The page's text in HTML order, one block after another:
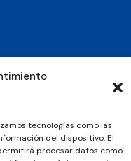
tecnologías como las
del dispositivo. El
procesar datos como
derechos
Política de Cookies